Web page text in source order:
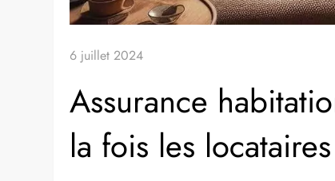
6 juillet 2024
Assurance
la fois les